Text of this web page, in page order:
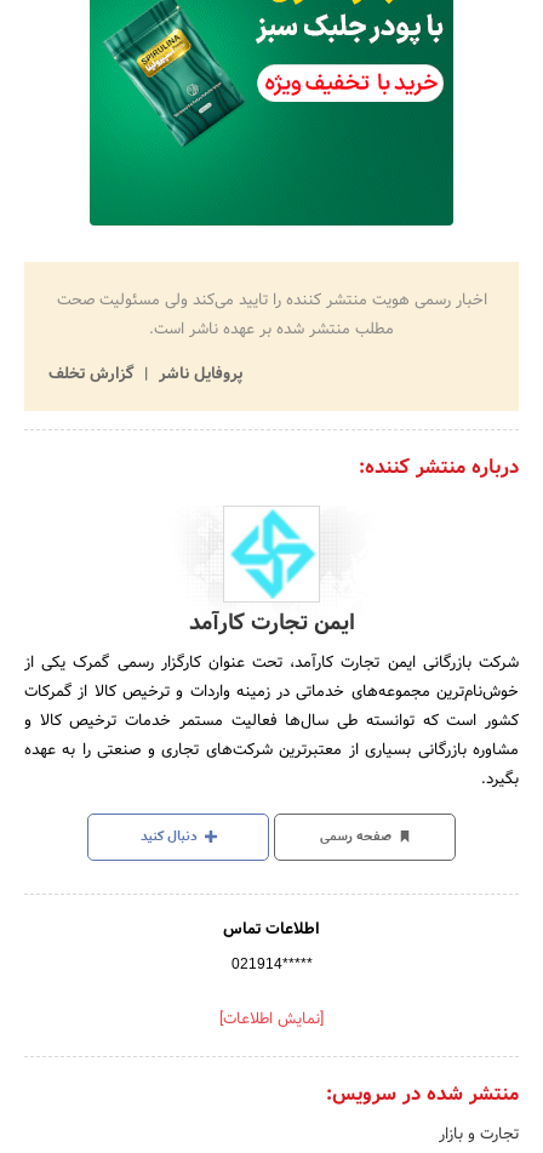
اخبار رسمی هویت منتشر کننده را تایید می‌کند ولی مسئولیت صحت
مطلب منتشر شده بر عهده ناشر است.
پروفایل ناشر
گزارش تخلف
درباره منتشر کننده:
ایمن تجارت کارآمد
شرکت بازرگانی ایمن تجارت کارآمد، تحت عنوان کارگزار رسمی گمرک یکی از
خوش‌نام‌ترین مجموعه‌های خدماتی در زمینه واردات و ترخیص کالا از گمرکات
کشور است که توانسته طی سال‌ها فعالیت مستمر خدمات ترخیص کالا و
مشاوره بازرگانی بسیاری از معتبرترین شرکت‌های تجاری و صنعتی را به عهده
بگیرد.
صفحه رسمی دنبال کنید
اطلاعات تماس
021914*****
[نمایش اطلاعات]
منتشر شده در سرویس:
تجارت و بازار